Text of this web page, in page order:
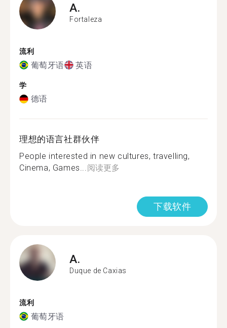
A.
Fortaleza
流利
葡萄牙语 英语
学
德语
理想的语言社群伙伴
People interested in new cultures, travelling,
Cinema, Games...阅读更多
下载软件
A.
Duque de Caxias
流利
葡萄牙语